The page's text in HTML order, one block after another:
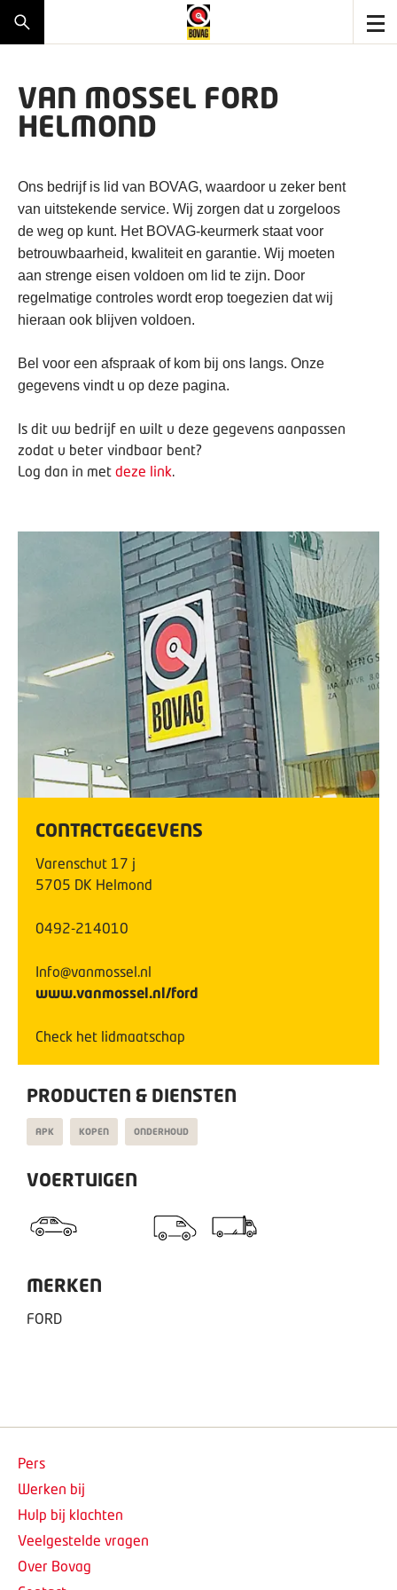
VAN MOSSEL FORD
HELMOND
Ons bedrijf is lid van BOVAG, waardoor u zeker bent
van uitstekende service. Wij zorgen dat u zorgeloos
de weg op kunt. Het BOVAG-keurmerk staat voor
betrouwbaarheid, kwaliteit en garantie. Wij moeten
aan strenge eisen voldoen om lid te zijn. Door
regelmatige controles wordt erop toegezien dat wij
hieraan ook blijven voldoen.
Bel voor een afspraak of kom bij ons langs. Onze
gegevens vindt u op deze pagina.
Is dit uw bedrijf en wilt u deze gegevens aanpassen
zodat u beter vindbaar bent?
Log dan in met deze link.
CONTACTGEGEVENS
Varenschut 17 j
5705 DK Helmond
0492-214010
Info@vanmossel.nl
www.vanmossel.nl/ford
Check het lidmaatschap
PRODUCTEN & DIENSTEN
APK KOPEN ONDERHOUD
VOERTUIGEN
MERKEN
FORD
Pers
Werken bij
Hulp bij klachten
Veelgestelde vragen
Over Bovag